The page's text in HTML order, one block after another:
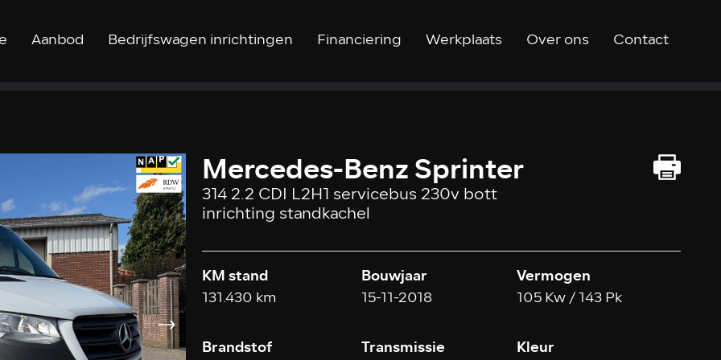
Aanbod Bedrijfswagen inrichtingen Financiering Werkplaats Over ons Contact
Mercedes-Benz Sprinter
314 2.2 CDI L2H1 servicebus 230v bott
inrichting standkachel
KM stand
131.430 km
Bouwjaar
15-11-2018
Vermogen
105 Kw / 143 Pk
Brandstof Transmissie Kleur